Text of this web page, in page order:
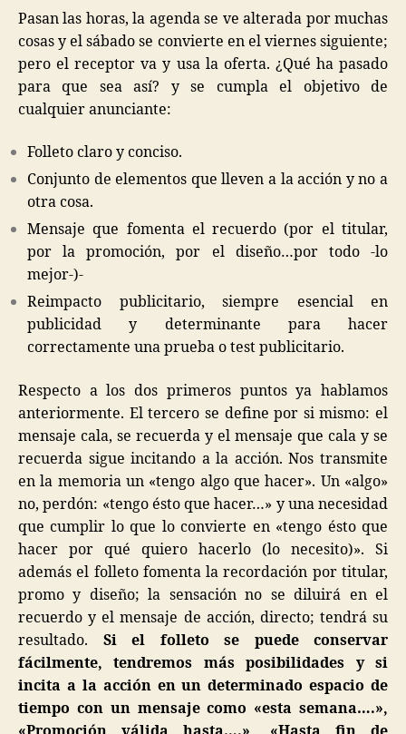
Pasan las horas, la agenda se ve alterada por muchas
cosas y el sábado se convierte en el viernes siguiente;
pero el receptor va y usa la oferta. ¿Qué ha pasado
para que sea así? y se cumpla el objetivo de
cualquier anunciante:
Folleto claro y conciso.
Conjunto de elementos que lleven a la acción y no a
otra cosa.
Mensaje que fomenta el recuerdo (por el titular,
por la promoción, por el diseño…por todo -lo
mejor-)-
Reimpacto publicitario, siempre esencial en
publicidad y determinante para hacer
correctamente una prueba o test publicitario.
Respecto a los dos primeros puntos ya hablamos
anteriormente. El tercero se define por si mismo: el
mensaje cala, se recuerda y el mensaje que cala y se
recuerda sigue incitando a la acción. Nos transmite
en la memoria un «tengo algo que hacer». Un «algo»
no, perdón: «tengo ésto que hacer…» y una necesidad
que cumplir lo que lo convierte en «tengo ésto que
hacer por qué quiero hacerlo (lo necesito)». Si
además el folleto fomenta la recordación por titular,
promo y diseño; la sensación no se diluirá en el
recuerdo y el mensaje de acción, directo; tendrá su
resultado. Si el folleto se puede conservar
fácilmente, tendremos más posibilidades y si
incita a la acción en un determinado espacio de
tiempo con un mensaje como «esta semana….»,